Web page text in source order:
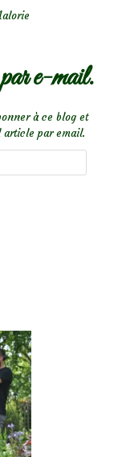
e-mail.
à ce blog et
par email.